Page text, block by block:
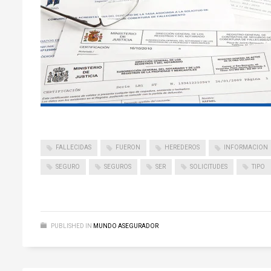
FALLECIDAS FUERON HEREDEROS INFORMACION
SEGURO SEGUROS SER SOLICITUDES TIPO
PUBLISHED IN MUNDO ASEGURADOR